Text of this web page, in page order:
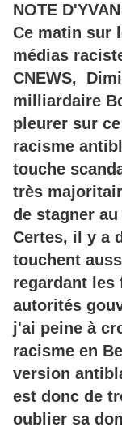
NOTE
Ce matin sur
médias
CNEWS,
milliardaire
pleurer sur
racisme
touche
très
de stagner
Certes, il y a
touchent
regardant les
autorités
j'ai peine à
racisme en
version
est donc de
oublier sa